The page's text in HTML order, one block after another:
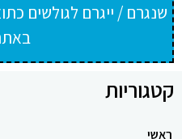
שנגרם / ייגרם לגולשים
קטגוריות
ראשי